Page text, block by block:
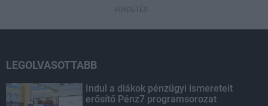
HIRDETÉS
LEGOLVASOTTABB
Indul a diákok pénzügyi ismereteit
erősítő Pénz7 programsorozat